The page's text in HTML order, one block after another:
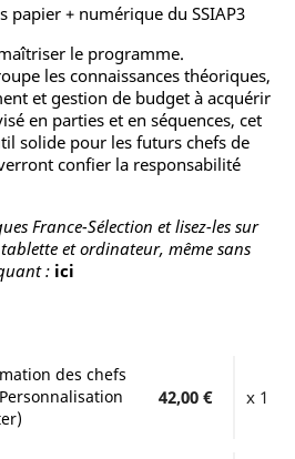
papier + numérique du SSIAP3
le programme.
les connaissances théoriques,
et gestion de budget à acquérir
en parties et en séquences, cet
solide pour les futurs chefs de
confier la responsabilité
France-Sélection et lisez-les sur
et ordinateur, même sans
: ici
des chefs
42,00 € x 1